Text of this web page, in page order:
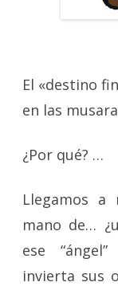
El «destino
en las
¿Por qué? …
Llegamos a
mano de…
ese
invierta sus